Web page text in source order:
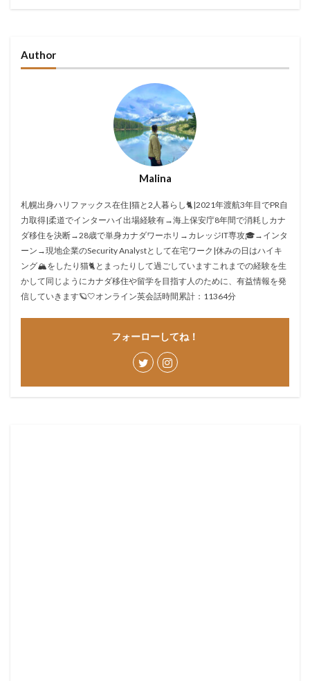
Author
Malina
札幌出身ハリファックス在住|猫と2人暮らし🐈|2021年渡航3年目でPR自
力取得|柔道でインターハイ出場経験有→海上保安庁8年間で消耗しカナ
ダ移住を決断→28歳で単身カナダワーホリ→カレッジIT専攻🎓→インタ
ーン→現地企業のSecurity Analystとして在宅ワーク|休みの日はハイキ
ング🏔をしたり猫🐈とまったりして過ごしていますこれまでの経験を生
かして同じようにカナダ移住や留学を目指す人のために、有益情報を発
信していきます🪐🤍オンライン英会話時間累計：11364分
フォーローしてね！